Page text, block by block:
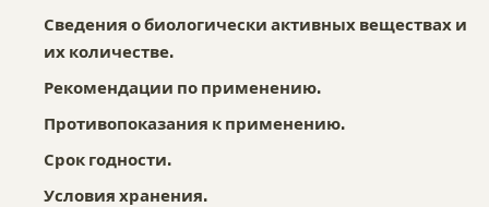
Сведения о биологически активных веществах и
их количестве.
Рекомендации по применению.
Противопоказания к применению.
Срок годности.
Условия хранения.